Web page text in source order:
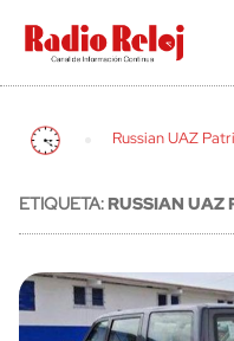
cerrar
Russian UAZ
ETIQUETA:RUSSIAN UAZ